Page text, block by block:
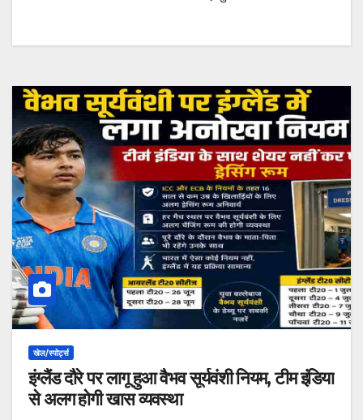
खेल/स्पोर्ट्स
इंग्लैंड दौरे पर लागू हुआ वैभव सूर्यवंशी नियम, टीम इंडिया
से अलग होगी खास व्यवस्था